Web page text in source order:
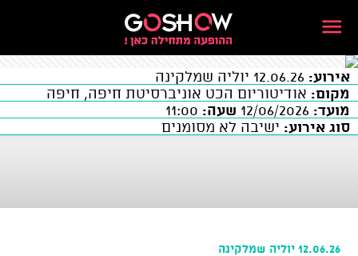
אירוע:
מקום: אודיטוריום הכט אוניברסיטת חיפה, חיפה
מועד:
שעה:
סוג אירוע: ישיבה לא מסומנים
12.06.26 יוליה שמלקינה